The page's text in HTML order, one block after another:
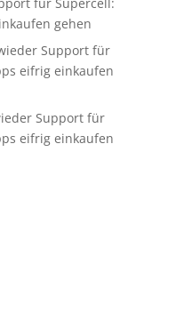
gehen
Support für
eifrig einkaufen
Support für
eifrig einkaufen